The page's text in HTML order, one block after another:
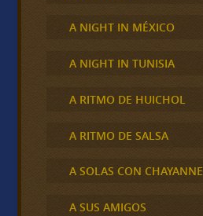
A NIGHT IN MÉXICO
A NIGHT IN TUNISIA
A RITMO DE HUICHOL
A RITMO DE SALSA
A SOLAS CON CHAYANNE
A SUS AMIGOS